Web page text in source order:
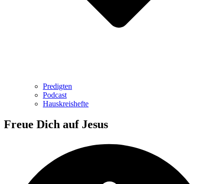
Predigten
Podcast
Hauskreishefte
Freue Dich auf Jesus